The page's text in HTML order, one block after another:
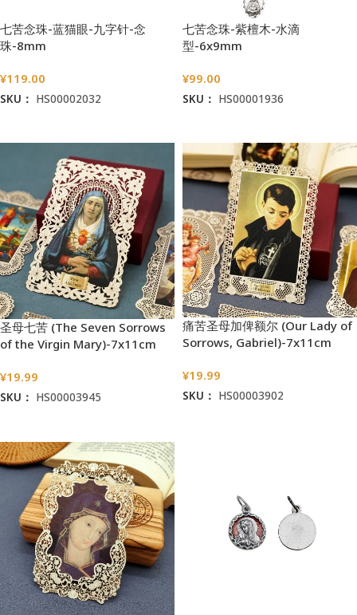
七苦念珠-蓝猫眼-九字针-念
珠-8mm
¥119.00
SKU： HS00002032
七苦念珠-紫檀木-水滴
型-6x9mm
¥99.00
SKU： HS00001936
圣母七苦 (The Seven Sorrows
of the Virgin Mary)-7x11cm
¥19.99
SKU： HS00003945
痛苦圣母加俾额尔 (Our Lady of
Sorrows, Gabriel)-7x11cm
¥19.99
SKU： HS00003902